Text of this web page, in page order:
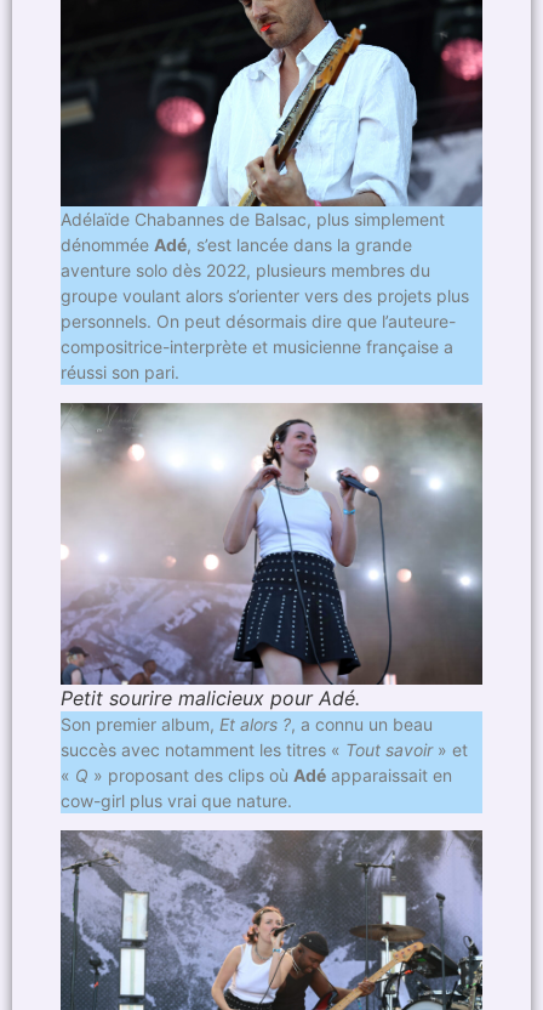
Adélaïde Chabannes de Balsac, plus simplement
dénommée Adé, s’est lancée dans la grande
aventure solo dès 2022, plusieurs membres du
groupe voulant alors s’orienter vers des projets plus
personnels. On peut désormais dire que l’auteure-
compositrice-interprète et musicienne française a
réussi son pari.
Petit sourire malicieux pour Adé.
Son premier album, Et alors ?, a connu un beau
succès avec notamment les titres « Tout savoir» et
« Q » proposant des clips où Adé apparaissait en
cow-girl plus vrai que nature.